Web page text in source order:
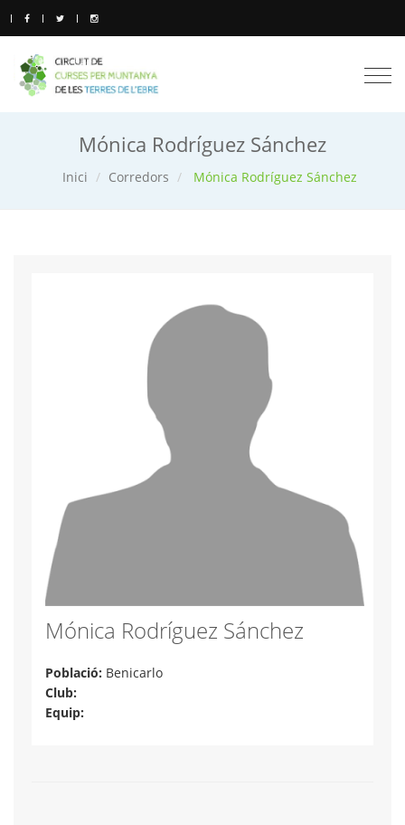
Mónica Rodríguez Sánchez
Inici Corredors Mónica Rodríguez Sánchez
Mónica Rodríguez Sánchez
Població: Benicarlo
Club:
Equip: